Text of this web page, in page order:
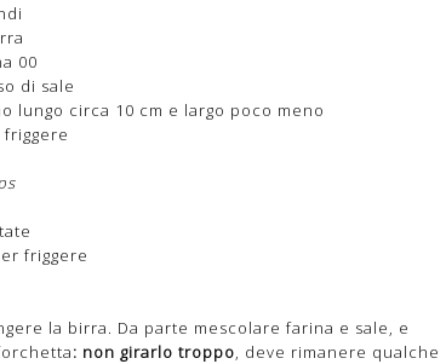
00
di sale
lungo circa 10 cm e largo poco meno
friggere
la birra. Da parte mescolare farina e sale, e
: non girarlo troppo , deve rimanere qualche